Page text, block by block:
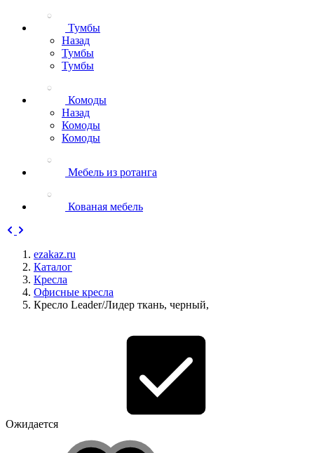
Тумбы
Назад
Тумбы
Тумбы
Комоды
Назад
Комоды
Комоды
Мебель из ротанга
Кованая мебель
ezakaz.ru
Каталог
Кресла
Офисные кресла
Кресло Leader/Лидер ткань, черный,
Ожидается